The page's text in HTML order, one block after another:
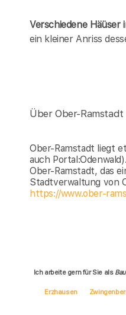
Verschiedene Häüser
ein kleiner Anriss
Über Ober-
Ober-Ramstadt liegt
auch
Ober-Ramstadt, das
Stadtverwaltung von
https://www.ober-
Ich arbeite gern für Sie als
Erzhausen